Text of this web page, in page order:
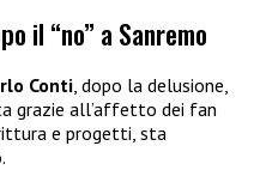
il “no” a Sanremo
Conti , dopo la delusione,
grazie all’affetto dei fan
e progetti, sta